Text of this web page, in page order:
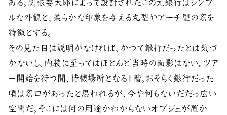
ある。関根要太郎によって設計されたこの元銀行はシンプ
ルな外観と、柔らかな印象を与える丸型やアーチ型の窓を
特徴とする。
その見た目は説明がなければ、かつて銀行だったとは気づ
かないし、内装に至ってはほとんど当時の面影はない。ツア
ー開始を待つ間、待機場所となる1階。おそらく銀行だった
頃は窓口があったと思われるが、今や何もないだだっ広い
空間だ。そこには何の用途かわからないオブジェが置か